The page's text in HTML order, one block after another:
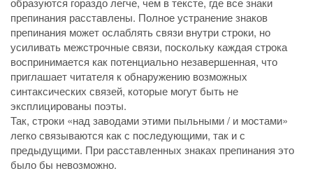
препинания расставлены. Полное устранение знаков
препинания может ослаблять связи внутри строки, но
усиливать межстрочные связи, поскольку каждая строка
воспринимается как потенциально незавершенная, что
приглашает читателя к обнаружению возможных
синтаксических связей, которые могут быть не
эксплицированы поэты.
Так, строки «над заводами этими пыльными / и мостами»
легко связываются как с последующими, так и с
предыдущими. При расставленных знаках препинания это
было бы невозможно.